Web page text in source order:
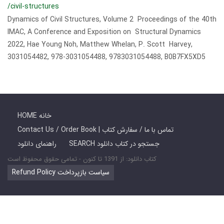
/civil-structures
Dynamics of Civil Structures, Volume 2 Proceedings of the 40th
IMAC, A Conference and Exposition on Structural Dynamics
2022, Hae Young Noh, Matthew Whelan, P. Scott Harvey,
3031054482, 978-3031054488, 9783031054488, B0B7FX5XD5
HOME خانه
Contact Us / Order Book | تماس با ما / سفارش کتاب
راهنمای دانلود
SEARCH جستجو در کتاب دانلود
کتاب دانلود: از 1391 تا کنون - تمامی حقوق محفوظ است
Refund Policy سیاست بازپرداخت